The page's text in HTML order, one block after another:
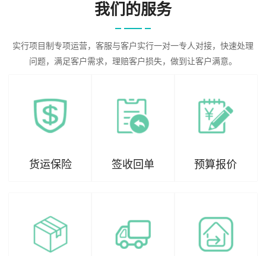
我们的服务
实行项目制专项运营，客服与客户实行一对一专人对接，快速处理
问题，满足客户需求，理赔客户损失，做到让客户满意。
货运保险 签收回单 预算报价